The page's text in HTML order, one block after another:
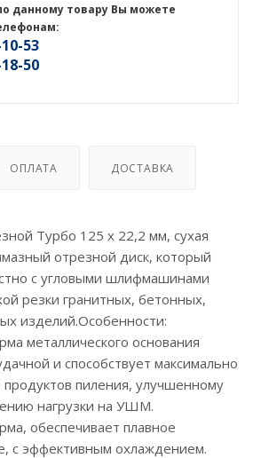
данному товару Вы можете
53
50
ОПЛАТА ДОСТАВКА
Турбо 125 х 22,2 мм, сухая
отрезной диск, который
с угловыми шлифмашинами
резки гранитных, бетонных,
изделий.Особенности:
металлического основания
и способствует максимально
пиления, улучшенному
нагрузки на УШМ.
обеспечивает плавное
с эффективным охлаждением.